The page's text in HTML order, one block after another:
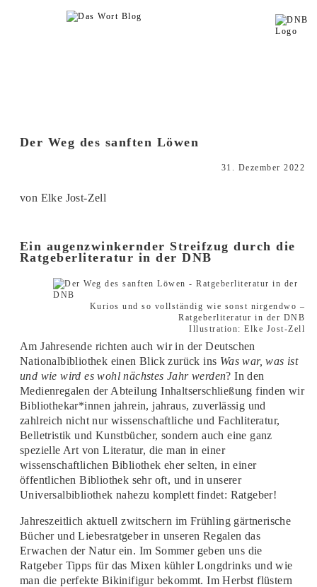
Der Weg des sanften Löwen
31. Dezember 2022
von Elke Jost-Zell
Ein augenzwinkernder Streifzug durch die
Ratgeberliteratur in der DNB
Kurios und so vollständig wie sonst nirgendwo –
Ratgeberliteratur in der DNB
Illustration: Elke Jost-Zell
Am Jahresende richten auch wir in der Deutschen
Nationalbibliothek einen Blick zurück ins Was war, was ist
und wie wird es wohl nächstes Jahr werden? In den
Medienregalen der Abteilung Inhaltserschließung finden wir
Bibliothekar*innen jahrein, jahraus, zuverlässig und
zahlreich nicht nur wissenschaftliche und Fachliteratur,
Belletristik und Kunstbücher, sondern auch eine ganz
spezielle Art von Literatur, die man in einer
wissenschaftlichen Bibliothek eher selten, in einer
öffentlichen Bibliothek sehr oft, und in unserer
Universalbibliothek nahezu komplett findet: Ratgeber!
Jahreszeitlich aktuell zwitschern im Frühling gärtnerische
Bücher und Liebesratgeber in unseren Regalen das
Erwachen der Natur ein. Im Sommer geben uns die
Ratgeber Tipps für das Mixen kühler Longdrinks und wie
man die perfekte Bikinifigur bekommt. Im Herbst flüstern